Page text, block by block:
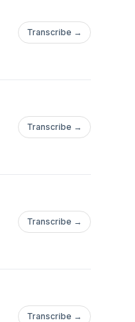
Transcribe →
Transcribe →
Transcribe →
Transcribe →